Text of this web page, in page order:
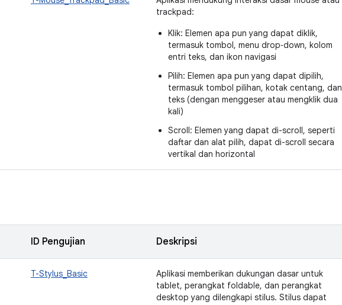
trackpad:
Klik: Elemen apa pun yang dapat diklik,
termasuk tombol, menu drop‑down, kolom
entri teks, dan ikon navigasi
Pilih: Elemen apa pun yang dapat dipilih,
termasuk tombol pilihan, kotak centang, dan
teks (dengan menggeser atau mengklik dua
kali)
Scroll: Elemen yang dapat di-scroll, seperti
daftar dan alat pilih, dapat di-scroll secara
vertikal dan horizontal
ID Pengujian Deskripsi
T-Stylus_Basic
Aplikasi memberikan dukungan dasar untuk
tablet, perangkat foldable, dan perangkat
desktop yang dilengkapi stilus. Stilus dapat